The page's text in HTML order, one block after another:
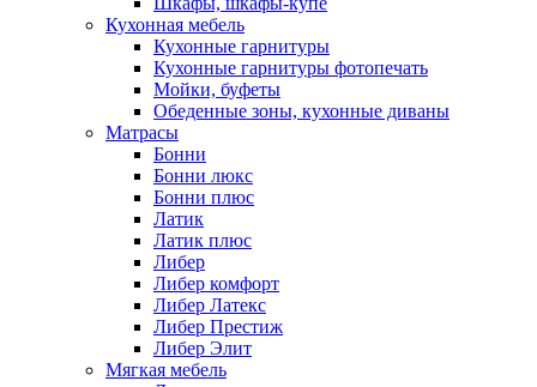
Кухонная мебель
Кухонные гарнитуры
Кухонные гарнитуры фотопечать
Мойки, буфеты
Обеденные зоны, кухонные диваны
Матрасы
Бонни
Бонни люкс
Бонни плюс
Латик
Латик плюс
Либер
Либер комфорт
Либер Латекс
Либер Престиж
Либер Элит
Мягкая мебель